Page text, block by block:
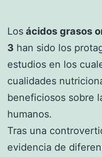
Los ácidos grasos
3 han sido los
estudios en los
cualidades
beneficiosos sobre
humanos.
Tras una
evidencia de